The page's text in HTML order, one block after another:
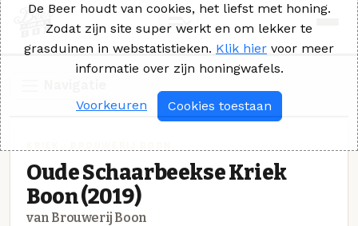
Oude Schaarbeekse Kriek
Boon (2019)
van Brouwerij Boon
De Beer houdt van cookies, het liefst met honing.
Zodat zijn site super werkt en om lekker te
grasduinen in webstatistieken. Klik hier voor meer
informatie over zijn honingwafels.
Voorkeuren Cookies toestaan